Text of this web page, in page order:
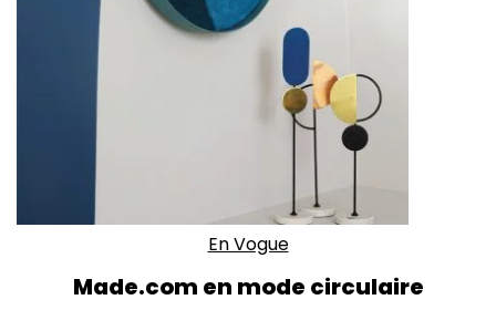
En Vogue
Made.com en mode circulaire